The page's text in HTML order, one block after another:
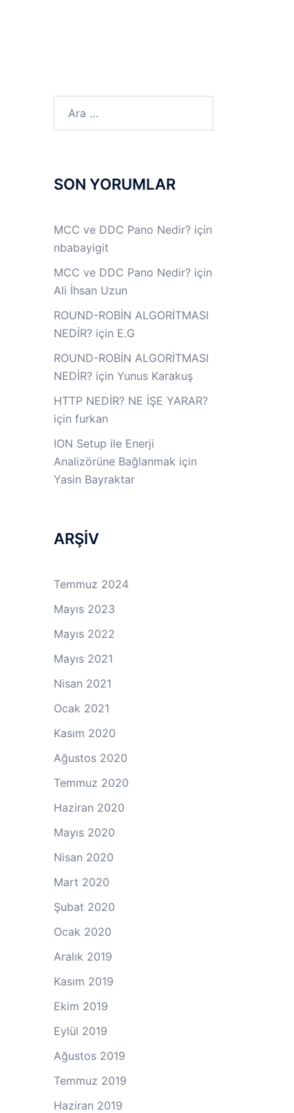
SON YORUMLAR
MCC ve DDC Pano Nedir?için
nbabayigit
MCC ve DDC Pano Nedir?için
Ali İhsan Uzun
ROUND-ROBİN ALGORİTMASI
NEDİR?için E.G
ROUND-ROBİN ALGORİTMASI
NEDİR?için Yunus Karakuş
HTTP NEDİR? NE İŞE YARAR?
için furkan
ION Setup ile Enerji
Analizörüne Bağlanmak için
Yasin Bayraktar
ARŞİV
Temmuz 2024
Mayıs 2023
Mayıs 2022
Mayıs 2021
Nisan 2021
Ocak 2021
Kasım 2020
Ağustos 2020
Temmuz 2020
Haziran 2020
Mayıs 2020
Nisan 2020
Mart 2020
Şubat 2020
Ocak 2020
Aralık 2019
Kasım 2019
Ekim 2019
Eylül 2019
Ağustos 2019
Temmuz 2019
Haziran 2019